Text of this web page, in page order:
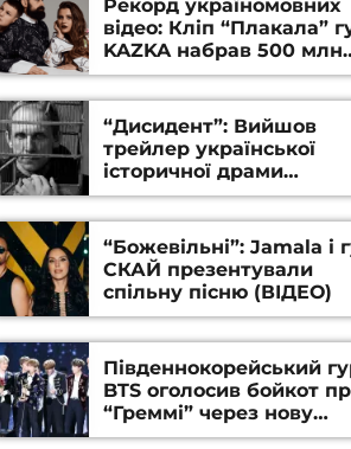
Рекорд україномовних
відео: Кліп “Плакала”
KAZKA набрав 500 млн
переглядів на YouTube
“Дисидент”: Вийшов
трейлер української
історичної драми
Станіслава Гуренка та
Андрія Алфьорова
“Божевільні”: Jamala і
СКАЙ презентували
спільну пісню (ВІДЕО)
Південнокорейський
BTS оголосив бойкот
“Греммі” через нову
номінацію